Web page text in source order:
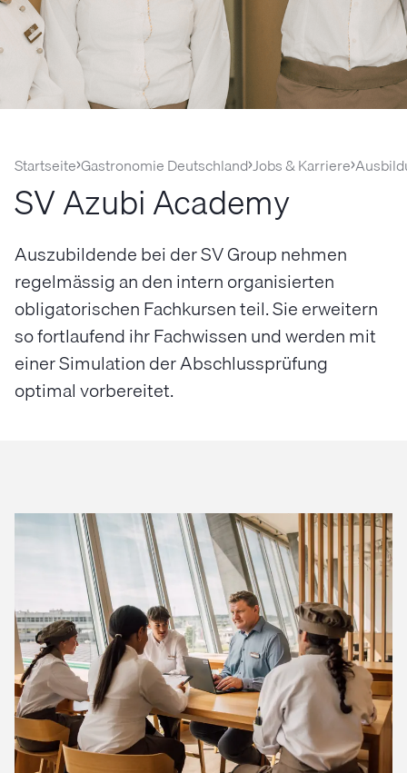
Startseite Gastronomie Deutschland Jobs & Karriere
SV Azubi Academy
Auszubildende bei der SV Group nehmen
regelmässig an den intern organisierten
obligatorischen Fachkursen teil. Sie erweitern
so fortlaufend ihr Fachwissen und werden mit
einer Simulation der Abschlussprüfung
optimal vorbereitet.